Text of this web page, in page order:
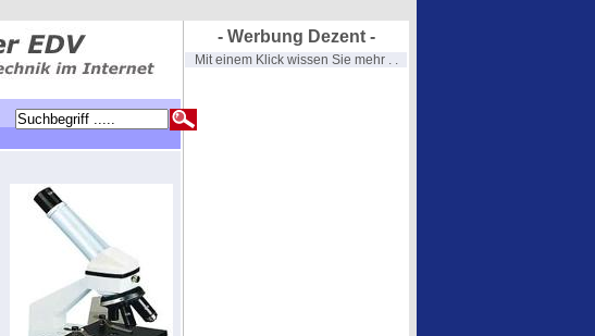
- Werbung Dezent -
Mit einem Klick wissen Sie mehr . .